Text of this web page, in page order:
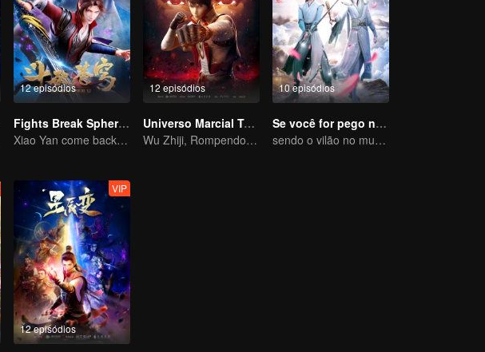
12 episódios
Fights Break Sphere S2
Xiao Yan come back! Everything is shifting once again ！
12 episódios
Universo Marcial Temporada 1
Wu Zhiji, Rompendo o Céu, Movendo o Céu e a Terra
10 episódios
Se você for pego no livro
sendo o vilão no mundo do livro
12 episódios
VIP